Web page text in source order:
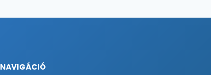
NAVIGÁCIÓ